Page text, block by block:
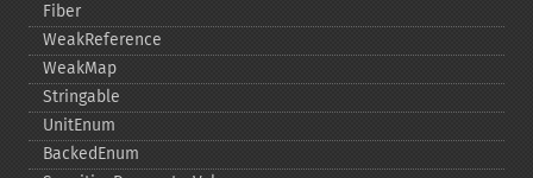
Fiber
WeakReference
WeakMap
Stringable
UnitEnum
BackedEnum